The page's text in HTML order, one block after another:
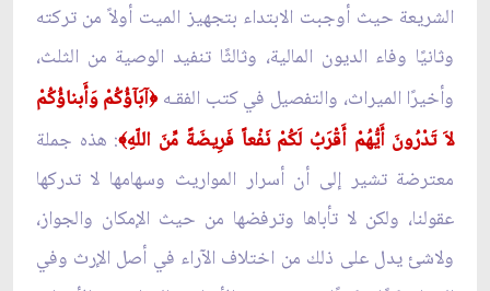
الشريعة حيث أوجبت الابتداء بتجهيز الميت أولاً من تركته
وثانيًا وفاء الديون المالية، وثالثًا تنفيد الوصية من الثلث،
وأخيرًا الميراث، والتفصيل في كتب الفقـه﴿آبَآؤُكُمْ وَأَبناؤُكُمْ
لاَ تَدْرُونَ أَيُّهُمْ أَقْرَبُ لَكُمْ نَفْعاً فَرِيضَةً مِّنَ اللّهِ﴾: هذه جملة
معترضة تشير إلى أن أسرار المواريث وسهامها لا تدركها
عقولنا، ولكن لا تأباها وترفضها من حيث الإمكان والجواز،
ولاشئ يدل على ذلك من اختلاف الآراء في أصل الإرث وفي